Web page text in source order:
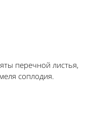
перечной листья,
соплодия.